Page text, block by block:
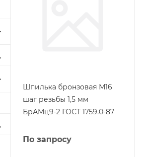
Шпилька бронзовая М16
шаг резьбы 1,5 мм
БрАМц9-2 ГОСТ 1759.0-87
По запросу